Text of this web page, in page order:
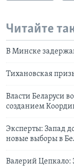
Читайте
В Минске
Тихановская
Власти Беларуси
созданием
Эксперты: Запад
новые выборы в
Валерий Цепкало: